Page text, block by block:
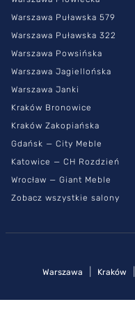
Warszawa Puławska 579
Warszawa Puławska 322
Warszawa Powsińska
Warszawa Jagiellońska
Warszawa Janki
Kraków Bronowice
Kraków Zakopiańska
Gdańsk — City Meble
Katowice — CH Rozdzień
Wrocław — Giant Meble
Zobacz wszystkie salony
Warszawa Kraków